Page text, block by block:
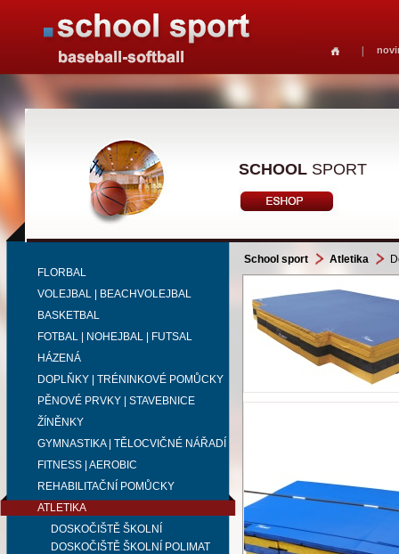
SCHOOL SPORT
FLORBAL
VOLEJBAL | BEACHVOLEJBAL
BASKETBAL
FOTBAL | NOHEJBAL | FUTSAL
HÁZENÁ
DOPLŇKY | TRÉNINKOVÉ POMŮCKY
PĚNOVÉ PRVKY | STAVEBNICE
ŽÍNĚNKY
GYMNASTIKA | TĚLOCVIČNÉ NÁŘADÍ
FITNESS | AEROBIC
REHABILITAČNÍ POMŮCKY
ATLETIKA
DOSKOČIŠTĚ ŠKOLNÍ
DOSKOČIŠTĚ ŠKOLNÍ POLIMAT
School sport Atletika